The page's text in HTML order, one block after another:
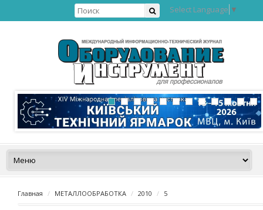
Select Language ▼
Главная МЕТАЛЛООБРАБОТКА 2010 5